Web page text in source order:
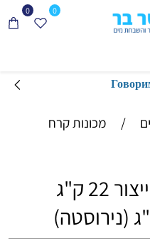
0 0
/ מכונות קרח
מכונת קרח-מכונה לייצור 22 ק"ג